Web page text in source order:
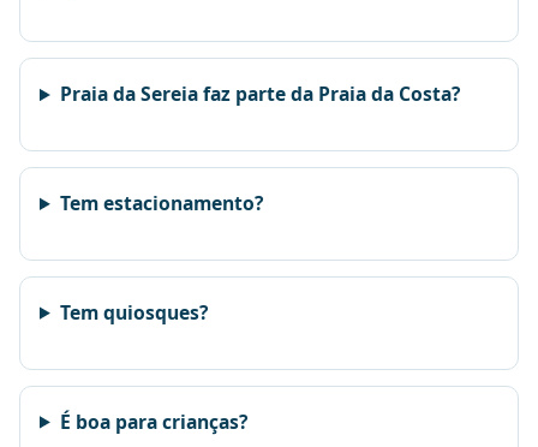
Praia da Sereia faz parte da Praia da Costa?
Tem estacionamento?
Tem quiosques?
É boa para crianças?